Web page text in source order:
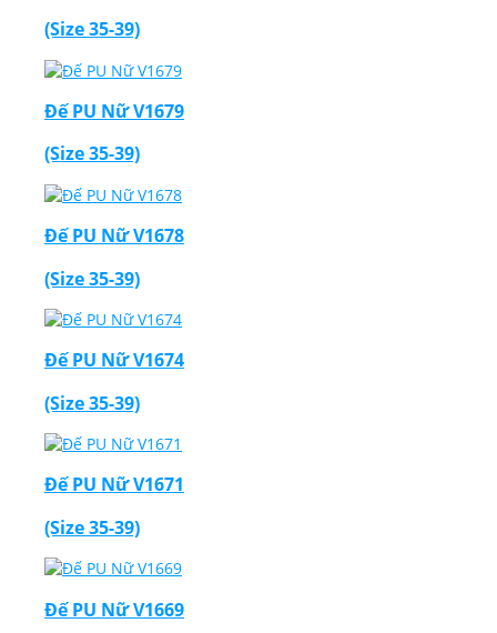
(Size 35-39)
Đế PU Nữ V1679
(Size 35-39)
Đế PU Nữ V1678
(Size 35-39)
Đế PU Nữ V1674
(Size 35-39)
Đế PU Nữ V1671
(Size 35-39)
Đế PU Nữ V1669